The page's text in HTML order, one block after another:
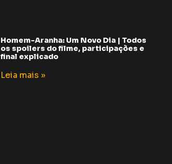
Homem-Aranha: Um Novo Dia | Todos
os spoilers do filme, participações e
final explicado
Leia mais »